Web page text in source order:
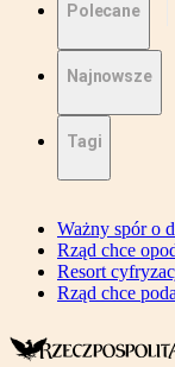
Polecane
Najnowsze
Tagi
Ważny spór o
Rząd chce
Resort
Rząd chce